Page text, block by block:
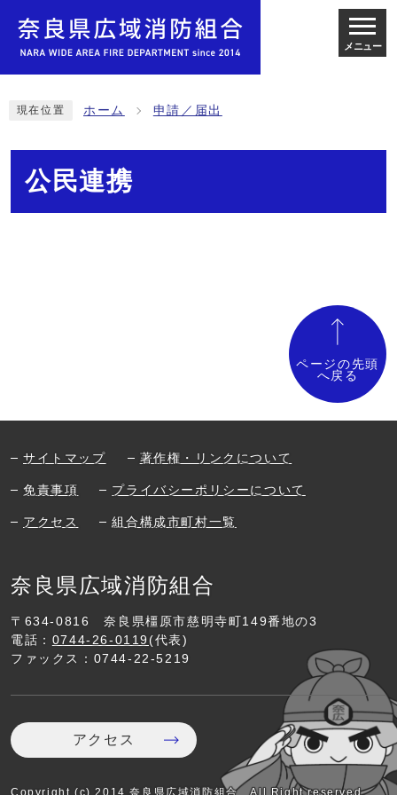
メニュー
現在位置 ホーム 申請／届出
公民連携
ページの先頭
へ戻る
サイトマップ 著作権・リンクについて
免責事項 プライバシーポリシーについて
アクセス 組合構成市町村一覧
奈良県広域消防組合
〒634-0816
奈良県橿原市慈明寺町149番地の3
電話： 0744-26-0119 (代表)
ファックス：0744-22-5219
アクセス
Copyright (c) 2014,奈良県広域消防組合 All Right reserved.